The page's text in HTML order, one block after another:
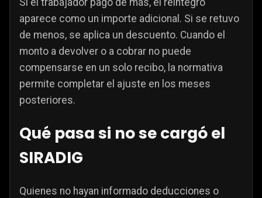
Si el trabajador pagó de más, el reintegro
aparece como un importe adicional. Si se retuvo
de menos, se aplica un descuento. Cuando el
monto a devolver o a cobrar no puede
compensarse en un solo recibo, la normativa
permite completar el ajuste en los meses
posteriores.
Qué pasa si no se cargó el
SIRADIG
Quienes no hayan informado deducciones o